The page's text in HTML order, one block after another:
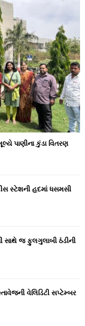
પાણીના કુંડા વિતરણ
સ્ટેશની હદમાં ધસમસી
જ ફુલગુલાબી ઠંડીની
વેલિડિટી સપ્ટેમ્બર